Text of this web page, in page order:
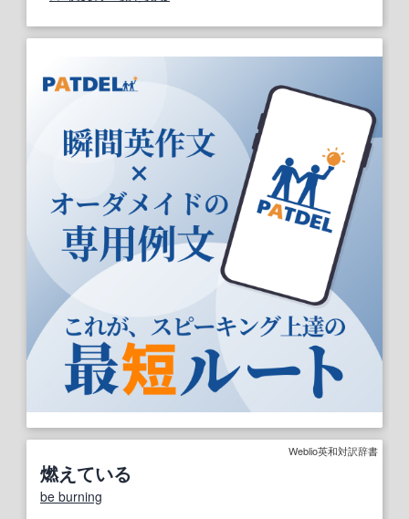
Weblio英和対訳辞書
燃えている
be burning